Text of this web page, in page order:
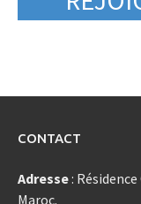
CONTACT
Adresse:
Maroc.